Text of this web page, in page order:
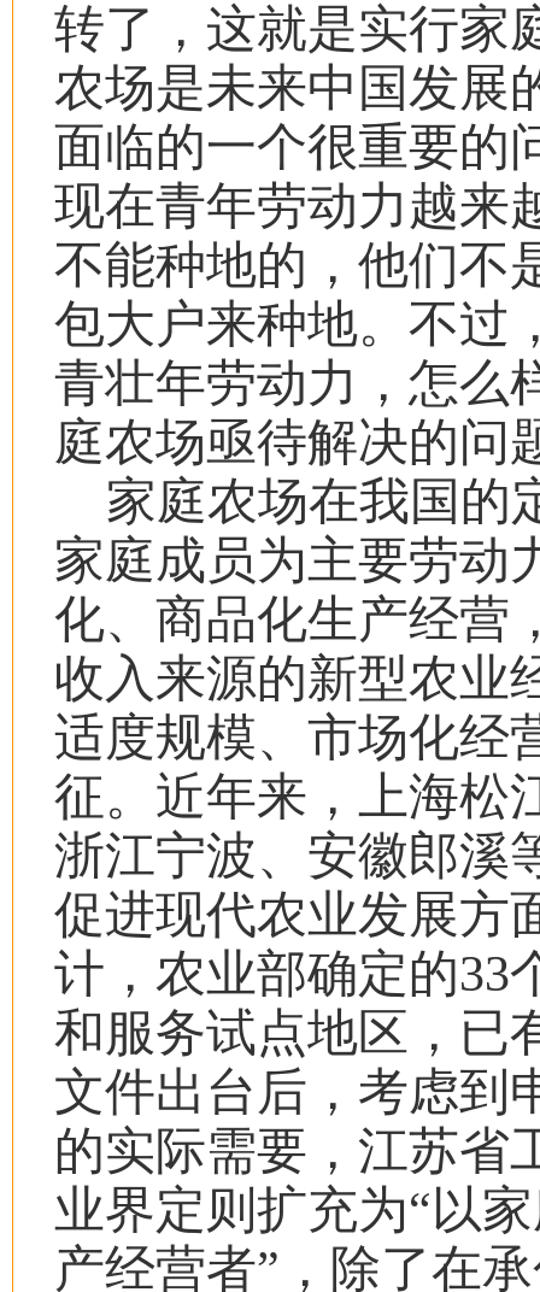
转了，这就是实行家
农场是未来中国发展
面临的一个很重要的
现在青年劳动力越来
不能种地的，他们不
包大户来种地。不过
青壮年劳动力，怎么
庭农场亟待解决的问
家庭农场在我国的
家庭成员为主要劳动
化、商品化生产经营
收入来源的新型农业
适度规模、市场化经
征。近年来，上海松
浙江宁波、安徽郎溪
促进现代农业发展方
计，农业部确定的33
和服务试点地区，已
文件出台后，考虑到
的实际需要，江苏省
业界定则扩充为“以
产经营者” ，除了在